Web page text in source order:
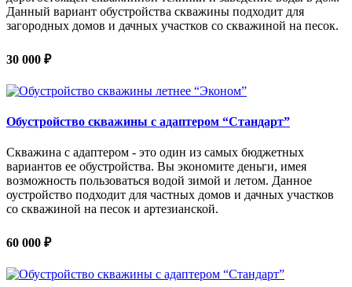
Данный вариант обустройства скважины подходит для
загородных домов и дачных участков со скважиной на песок.
30 000 ₽
Обустройство скважины с адаптером “Стандарт”
Скважина с адаптером - это один из самых бюджетных
вариантов ее обустройства. Вы экономите деньги, имея
возможность пользоваться водой зимой и летом. Данное
оустройство подходит для частных домов и дачных участков
со скважиной на песок и артезианской.
60 000 ₽